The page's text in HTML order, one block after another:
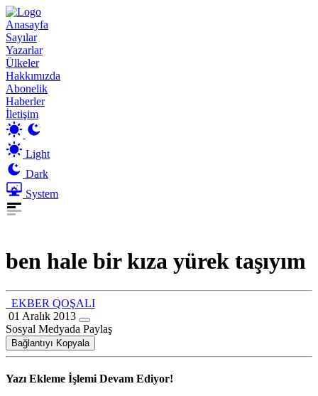
Anasayfa
Sayılar
Yazarlar
Ülkeler
Hakkımızda
Abonelik
Haberler
İletişim
Light
Dark
System
ben hale bir kıza yürek taşıyım
EKBER QOŞALI
01 Aralık 2013
Sosyal Medyada Paylaş
Bağlantıyı Kopyala
Yazı Ekleme İşlemi Devam Ediyor!